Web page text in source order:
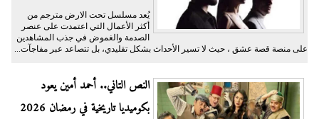
يُعد مسلسل تحت الارض مترجم من
أكثر الأعمال التي اعتمدت على عنصر
الصدمة والغموض في جذب المشاهدين
على منصة قصة عشق ، حيث لا تسير الأحداث بشكل تقليدي، بل تتصاعد عبر مفاجآت...
النص التاني.. أحمد أمين يعود
بكوميديا تاريخية في رمضان 2026